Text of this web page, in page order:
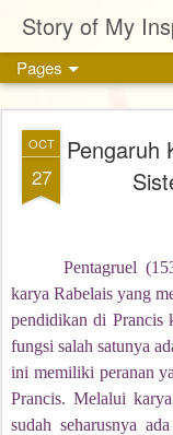
Story of My
Pages
OCT
27
Pengaruh
Pentagruel
karya Rabelais yang
pendidikan di Prancis
fungsi salah satunya
ini memiliki peranan
Prancis. Melalui
sudah seharusnya